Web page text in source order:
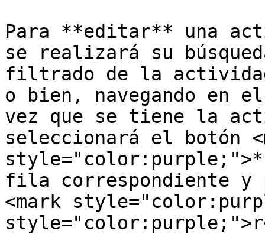
Para **editar** una
se realizará su
filtrado de la
o bien, navegando en
vez que se tiene la
seleccionará el botón
fila correspondiente y
<mark